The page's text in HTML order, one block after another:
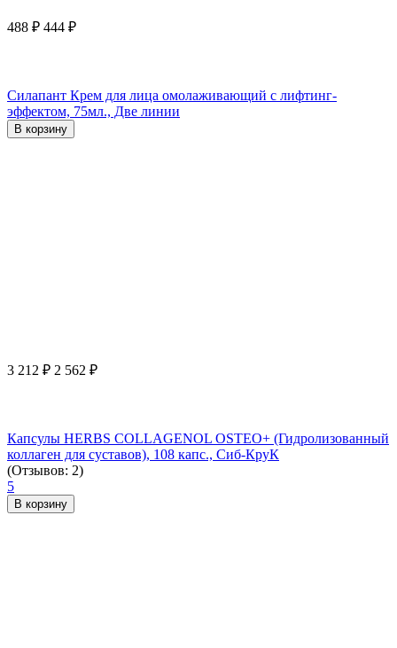
488 ₽ 444 ₽
Силапант Крем для лица омолаживающий с лифтинг-
эффектом, 75мл., Две линии
В корзину
3 212 ₽ 2 562 ₽
Капсулы HERBS COLLAGENOL OSTEO+ (Гидролизованный
коллаген для суставов), 108 капс., Сиб-КруК
(Отзывов: 2)
5
В корзину